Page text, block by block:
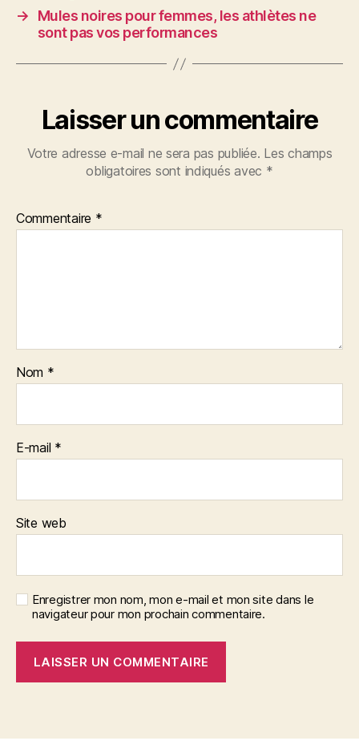
→
Mules noires pour femmes, les athlètes ne
sont pas vos performances
Laisser un commentaire
Votre adresse e-mail ne sera pas publiée. Les champs
obligatoires sont indiqués avec *
Commentaire *
Nom *
E-mail *
Site web
Enregistrer mon nom, mon e-mail et mon site dans le
navigateur pour mon prochain commentaire.